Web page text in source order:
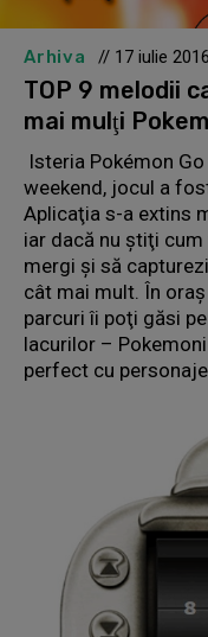
Arhiva // 17 iulie 2016
TOP 9 melodii
mai mulţi
Isteria Pokémon
weekend, jocul a
Aplicaţia s-a extins
iar dacă nu ştiţi
mergi şi să
cât mai mult. În
parcuri îi poţi găsi
lacurilor –
perfect cu